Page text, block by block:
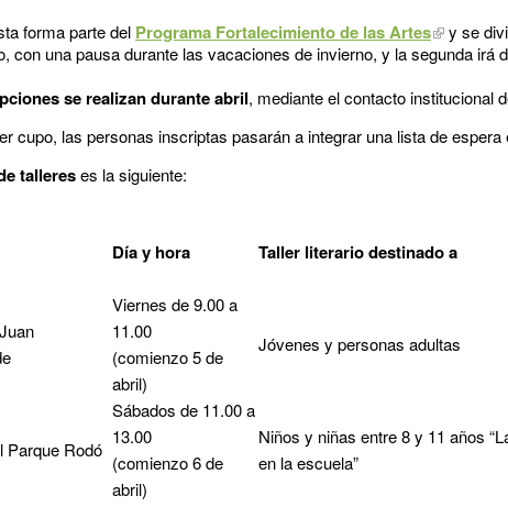
forma parte del Programa Fortalecimiento de las Artes
y se
con una pausa durante las vacaciones de invierno, y la segunda irá
se realizan durante abril, mediante el contacto institucional
cupo, las personas inscriptas pasarán a integrar una lista de
tallereses la siguiente:
Día y hora Taller literario destinado a
Viernes de 9.00 a
11.00
(comienzo 5 de
abril)
Jóvenes y personas adultas
Parque Rodó
Sábados de 11.00 a
13.00
(comienzo 6 de
abril)
Niños y niñas entre 8 y 11 años
en la escuela”